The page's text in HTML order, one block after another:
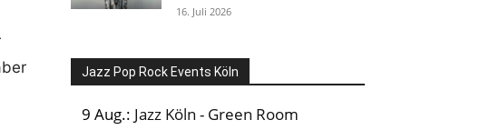
16. Juli 2026
Jazz Pop Rock Events Köln
9 Aug.: Jazz Köln - Green Room